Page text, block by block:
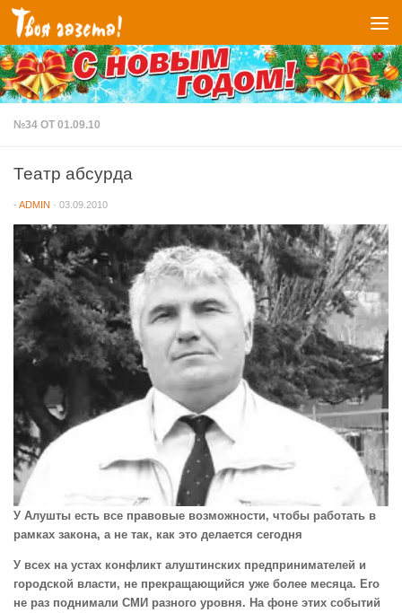
Перейти к содержимому
№34 ОТ 01.09.10
Театр абсурда
- ADMIN · 03.09.2010
У Алушты есть все правовые возможности, чтобы работать в
рамках закона, а не так, как это делается сегодня
У всех на устах конфликт алуштинских предпринимателей и
городской власти, не прекращающийся уже более месяца. Его
не раз поднимали СМИ разного уровня. На фоне этих событий